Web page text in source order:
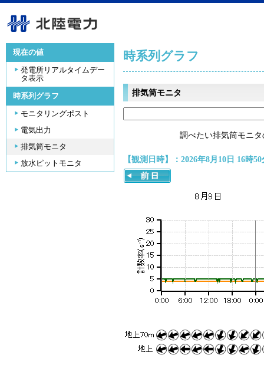
現在の値
発電所リアルタイムデー
タ表示
時系列グラフ
モニタリングポスト
電気出力
排気筒モニタ
放水ピットモニタ
時系列グラフ
排気筒モニタ
調べたい排気筒モニ
【観測日時】：2026年8月10日 16時50